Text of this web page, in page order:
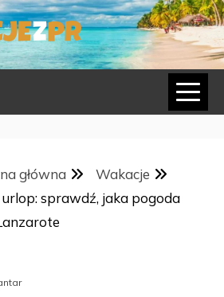
główna
Wakacje
sprawdź, jaka pogoda